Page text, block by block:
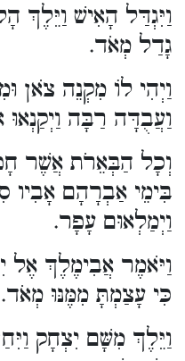
וַיִּגְדַּל הָאִישׁ וַיֵּלֶךְ
גָדַל מְאֹד.
וַיְהִי לוֹ מִקְנֵה צֹאן
וַעֲבֻדָּה רַבָּה
וְכָל הַבְּאֵרֹת אֲשֶׁר
בִּימֵי אַבְרָהָם אָבִיו
וַיְמַלְאוּם עָפָר.
וַיֹּאמֶר אֲבִימֶלֶךְ אֶל
כִּי עָצַמְתָּ מִמֶּנּוּ מְאֹד.
וַיֵּלֶךְ מִשָּׁם יִצְחָק